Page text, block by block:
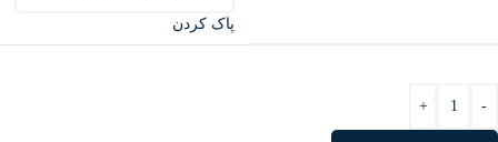
پاک کردن
-
+